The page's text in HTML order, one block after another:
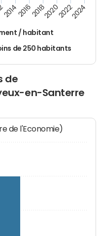
/ habitant
de 250 habitants
201420162018202020222024
de
en-Santerre
de l'Economie)